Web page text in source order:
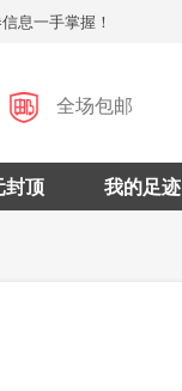
息一手掌握！
 全场包邮
封顶 我的足迹